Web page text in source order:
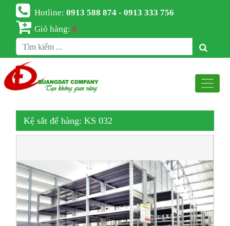
Hotline:0913 588 874 - 0913 333 756
Giỏ hàng:0
Kệ sắt để hàng: KS 032